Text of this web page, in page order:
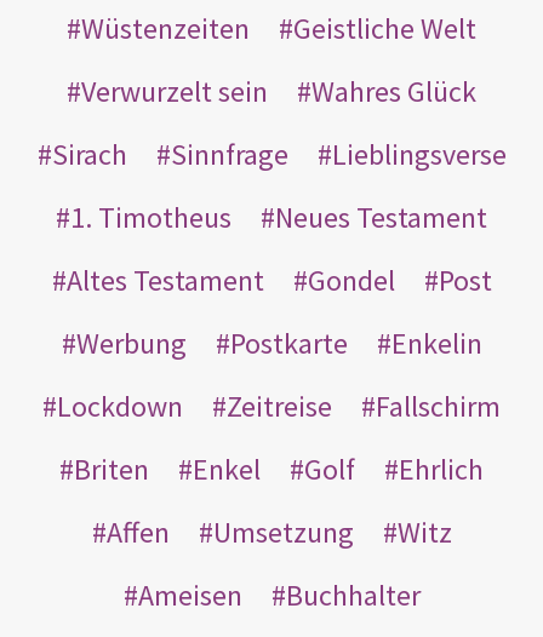
Wüstenzeiten
Geistliche Welt
Verwurzelt sein
Wahres Glück
Sirach
Sinnfrage
Lieblingsverse
1. Timotheus
Neues Testament
Altes Testament
Gondel
Post
Werbung
Postkarte
Enkelin
Lockdown
Zeitreise
Fallschirm
Briten
Enkel Golf
Ehrlich
Affen
Umsetzung
Witz
Ameisen
Buchhalter